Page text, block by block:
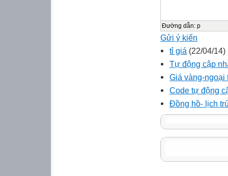
Đường dẫn: p
Gửi ý kiến
tỉ giá (22/04/14)
Tự động cập
Giá vàng-ngoại
Code tự động
Đồng hồ- lịch